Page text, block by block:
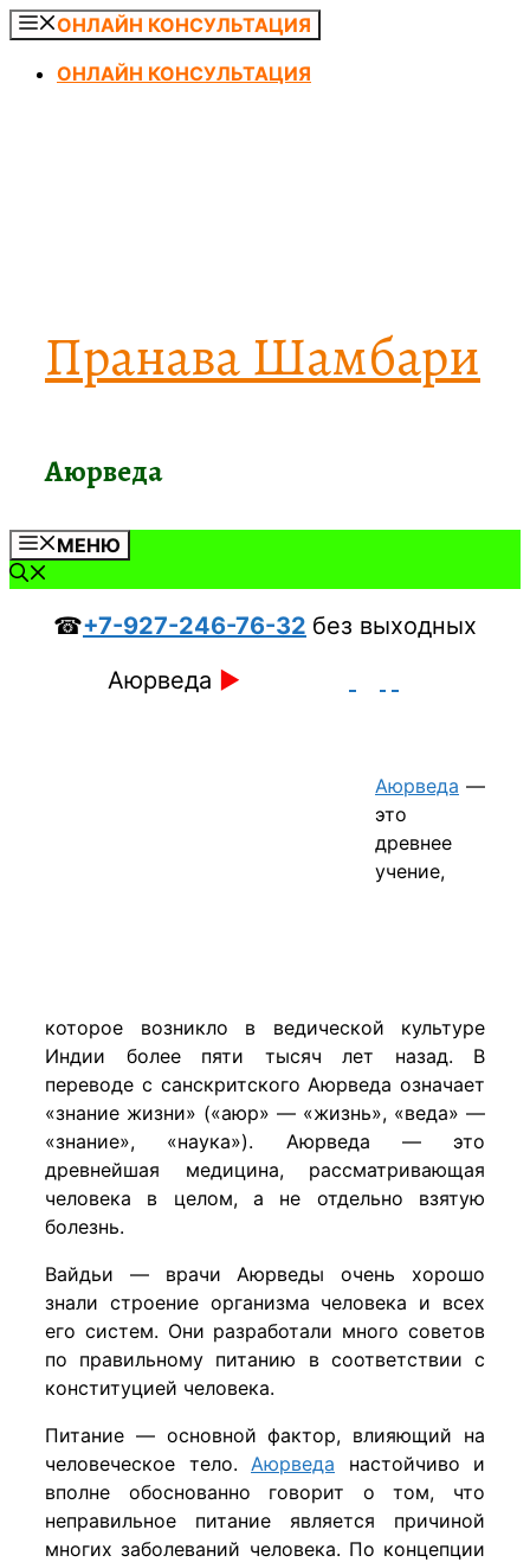
Перейти
содержимому
ОНЛАЙН КОНСУЛЬТАЦИЯ
ОНЛАЙН КОНСУЛЬТАЦИЯ
Пранава Шамбари
Аюрведа
МЕНЮ
☎+7-927-246-76-32 без выходных
Аюрведа ►
Аюрведа —
это
древнее
учение,
которое возникло в ведической культуре
Индии более пяти тысяч лет назад. В
переводе с санскритского Аюрведа означает
«знание жизни» («аюр» — «жизнь», «веда» —
«знание», «наука»). Аюрведа — это
древнейшая медицина, рассматривающая
человека в целом, а не отдельно взятую
болезнь.
Вайдьи — врачи Аюрведы очень хорошо
знали строение организма человека и всех
его систем. Они разработали много советов
по правильному питанию в соответствии с
конституцией человека.
Питание — основной фактор, влияющий на
человеческое тело. Аюрведа настойчиво и
вполне обоснованно говорит о том, что
неправильное питание является причиной
многих заболеваний человека. По концепции